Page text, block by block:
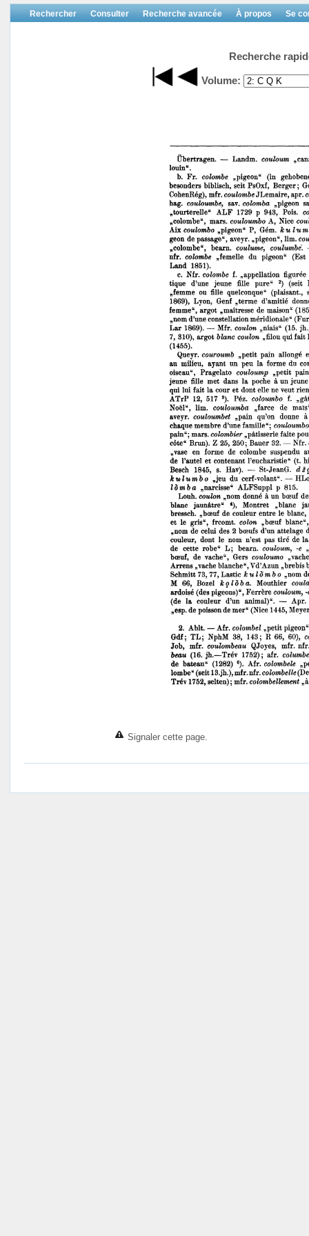
Rechercher Consulter Recherche avancée À propos Se
Recherche
Volume:
Signaler cette page.